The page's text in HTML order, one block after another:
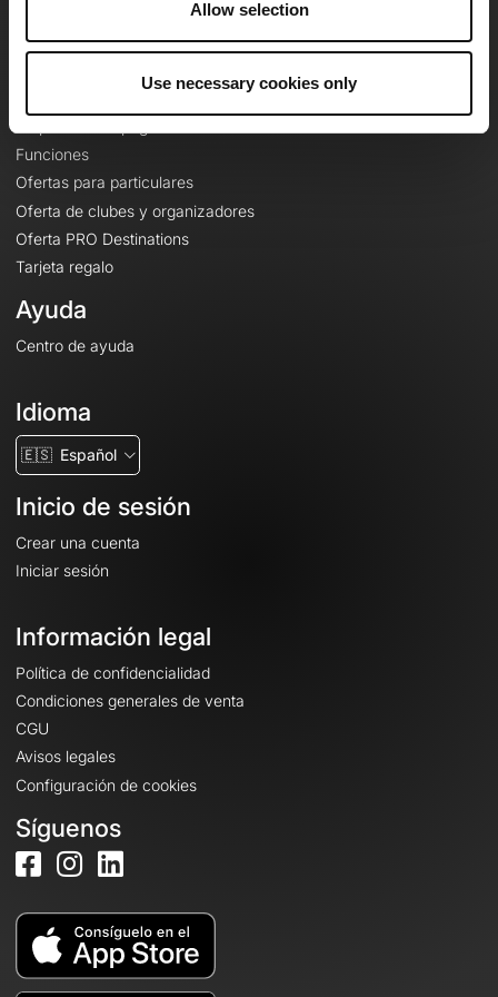
Allow selection
Use necessary cookies only
Le Mag'
Funciones
Ofertas para particulares
Oferta de clubes y organizadores
Oferta PRO Destinations
Tarjeta regalo
Ayuda
Centro de ayuda
Idioma
🇪🇸 Español
Inicio de sesión
Crear una cuenta
Iniciar sesión
Información legal
Política de confidencialidad
Condiciones generales de venta
CGU
Avisos legales
Configuración de cookies
Síguenos